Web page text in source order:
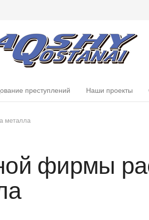
преступлений Наши проекты
металла
фирмы